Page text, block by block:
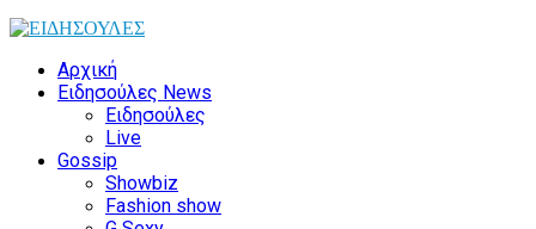
Αρχική
Ειδησούλες News
Ειδησούλες
Live
Gossip
Showbiz
Fashion show